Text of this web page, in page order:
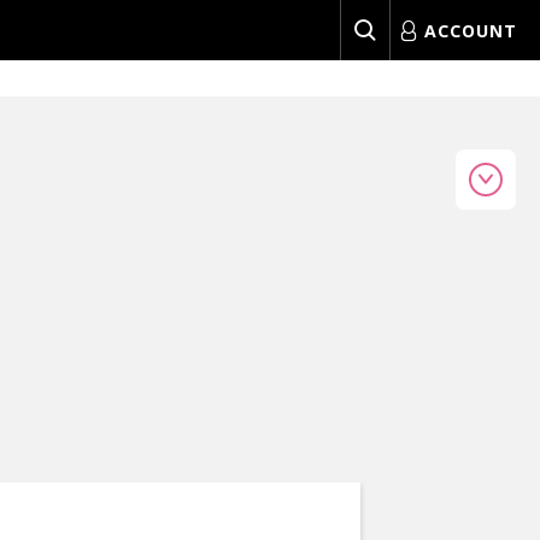
ACCOUNT